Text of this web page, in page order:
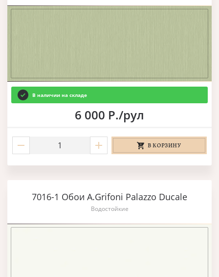
В наличии на складе
6 000 Р./рул
В КОРЗИНУ
7016-1 Обои A.Grifoni Palazzo Ducale
Водостойкие